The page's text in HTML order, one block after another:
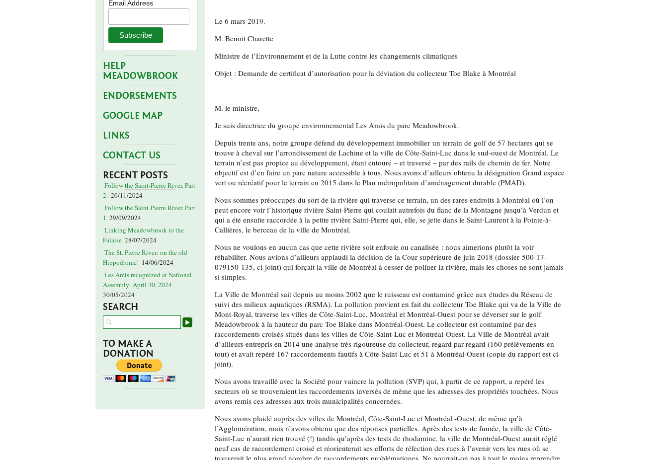
Email Address
HELP
MEADOWBROOK
ENDORSEMENTS
GOOGLE MAP
LINKS
CONTACT US
RECENT POSTS
Follow the Saint-Pierre River. Part
2. 20/11/2024
Follow the Saint-Pierre River. Part
1 29/09/2024
Linking Meadowbrook to the
Falaise 28/07/2024
The St. Pierre River: on the old
Hippodrome! 14/06/2024
Les Amis recognized at National
Assembly- April 30, 2024
30/05/2024
SEARCH
TO MAKE A
DONATION
Le 6 mars 2019.
M. Benoit Charette
Ministre de l’Environnement et de la Lutte contre les changements climatiques
Objet : Demande de certificat d’autorisation pour la déviation du collecteur Toe Blake à Montréal
M. le ministre,
Je suis directrice du groupe environnemental Les Amis du parc Meadowbrook.
Depuis trente ans, notre groupe défend du développement immobilier un terrain de golf de 57 hectares qui se
trouve à cheval sur l’arrondissement de Lachine et la ville de Côte-Saint-Luc dans le sud-ouest de Montréal. Le
terrain n’est pas propice au développement, étant entouré – et traversé – par des rails de chemin de fer. Notre
objectif est d’en faire un parc nature accessible à tous. Nous avons d’ailleurs obtenu la désignation Grand espace
vert ou récréatif pour le terrain en 2015 dans le Plan métropolitain d’aménagement durable (PMAD).
Nous sommes préoccupés du sort de la rivière qui traverse ce terrain, un des rares endroits à Montréal où l’on
peut encore voir l’historique rivière Saint-Pierre qui coulait autrefois du flanc de la Montagne jusqu’à Verdun et
qui a été ensuite raccordée à la petite rivière Saint-Pierre qui, elle, se jette dans le Saint-Laurent à la Pointe-à-
Callières, le berceau de la ville de Montréal.
Nous ne voulons en aucun cas que cette rivière soit enfouie ou canalisée : nous aimerions plutôt la voir
réhabiliter. Nous avions d’ailleurs applaudi la décision de la Cour supérieure de juin 2018 (dossier 500-17-
079150-135, ci-joint) qui forçait la ville de Montréal à cesser de polluer la rivière, mais les choses ne sont jamais
si simples.
La Ville de Montréal sait depuis au moins 2002 que le ruisseau est contaminé grâce aux études du Réseau de
suivi des milieux aquatiques (RSMA). La pollution provient en fait du collecteur Toe Blake qui va de la Ville de
Mont-Royal, traverse les villes de Côte-Saint-Luc, Montréal et Montréal-Ouest pour se déverser sur le golf
Meadowbrook à la hauteur du parc Toe Blake dans Montréal-Ouest. Le collecteur est contaminé par des
raccordements croisés situés dans les villes de Côte-Saint-Luc et Montréal-Ouest. La Ville de Montréal avait
d’ailleurs entrepris en 2014 une analyse très rigoureuse du collecteur, regard par regard (160 prélèvements en
tout) et avait repéré 167 raccordements fautifs à Côte-Saint-Luc et 51 à Montréal-Ouest (copie du rapport est ci-
joint).
Nous avons travaillé avec la Société pour vaincre la pollution (SVP) qui, à partir de ce rapport, a repéré les
secteurs où se trouveraient les raccordements inversés de même que les adresses des propriétés touchées. Nous
avons remis ces adresses aux trois municipalités concernées.
Nous avons plaidé auprès des villes de Montréal, Côte-Saint-Luc et Montréal -Ouest, de même qu’à
l’Agglomération, mais n’avons obtenu que des réponses partielles. Après des tests de fumée, la ville de Côte-
Saint-Luc n’aurait rien trouvé (!) tandis qu’après des tests de rhodamine, la ville de Montréal-Ouest aurait réglé
neuf cas de raccordement croisé et réorienterait ses efforts de réfection des rues à l’avenir vers les rues où se
trouverait le plus grand nombre de raccordements problématiques. Ne pourrait-on pas à tout le moins reprendre